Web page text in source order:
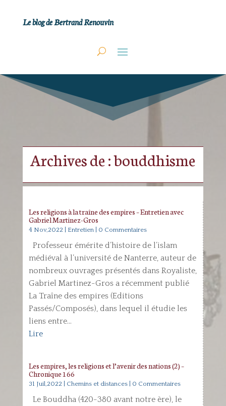
Le blog de Bertrand Renouvin
Archives de : bouddhisme
Les religions à la traîne des empires – Entretien avec
Gabriel Martinez-Gros
4 Nov,2022 Entretien| 0 Commentaires
Professeur émérite d’histoire de l’islam
médiéval à l’université de Nanterre, auteur de
nombreux ouvrages présentés dans Royaliste,
Gabriel Martinez-Gros a récemment publié
La Traîne des empires (Editions
Passés/Composés), dans lequel il étudie les
liens entre...
Lire
Les empires, les religions et l’avenir des nations (2) –
Chronique 166
31 Juil,2022 Chemins et distances| 0 Commentaires
Le Bouddha (420-380 avant notre ère), le